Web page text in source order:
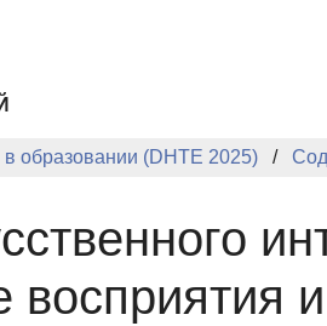
образовании (DHTE 2025)
восприятия